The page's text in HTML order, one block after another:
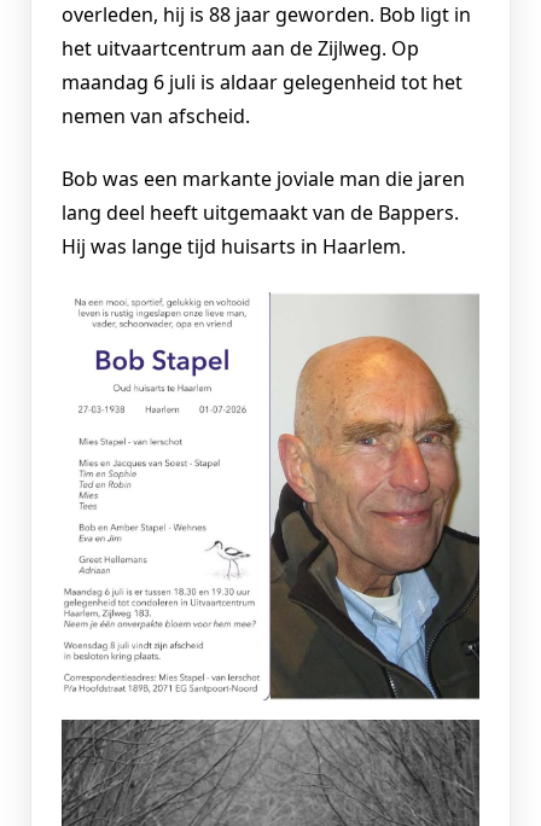
overleden, hij is 88 jaar geworden. Bob ligt in
het uitvaartcentrum aan de Zijlweg. Op
maandag 6 juli is aldaar gelegenheid tot het
nemen van afscheid.
Bob was een markante joviale man die jaren
lang deel heeft uitgemaakt van de Bappers.
Hij was lange tijd huisarts in Haarlem.